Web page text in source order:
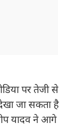
पर तेजी से
जा सकता है
यादव ने आगे